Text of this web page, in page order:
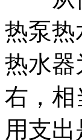
热泵热
热水器
右，相
用支